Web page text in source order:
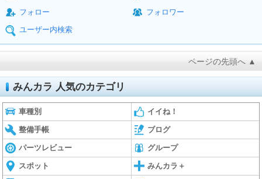
フォロー
フォロワー
ユーザー内検索
ページの先頭へ ▲
みんカラ 人気のカテゴリ
車種別 イイね！
整備手帳 ブログ
パーツレビュー グループ
スポット みんカラ＋